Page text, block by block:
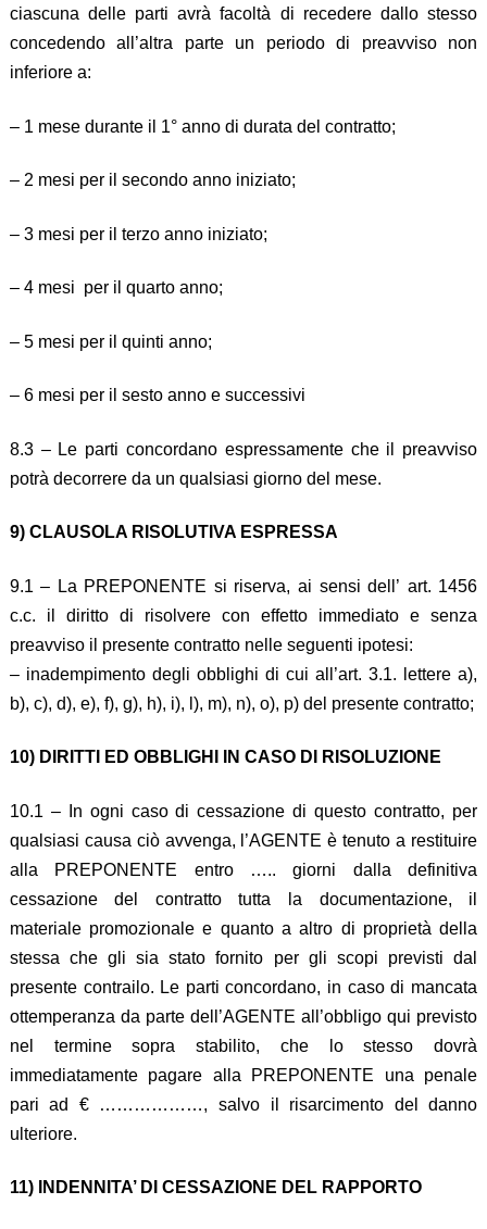
ciascuna delle parti avrà facoltà di recedere dallo stesso
concedendo all’altra parte un periodo di preavviso non
inferiore a:
– 1 mese durante il 1° anno di durata del contratto;
– 2 mesi per il secondo anno iniziato;
– 3 mesi per il terzo anno iniziato;
– 4 mesi per il quarto anno;
– 5 mesi per il quinti anno;
– 6 mesi per il sesto anno e successivi
8.3 – Le parti concordano espressamente che il preavviso
potrà decorrere da un qualsiasi giorno del mese.
9) CLAUSOLA RISOLUTIVA ESPRESSA
9.1 – La PREPONENTE si riserva, ai sensi dell’ art. 1456
c.c. il diritto di risolvere con effetto immediato e senza
preavviso il presente contratto nelle seguenti ipotesi:
– inadempimento degli obblighi di cui all’art. 3.1. lettere a),
b), c), d), e), f), g), h), i), l), m), n), o), p) del presente contratto;
10) DIRITTI ED OBBLIGHI IN CASO DI RISOLUZIONE
10.1 – In ogni caso di cessazione di questo contratto, per
qualsiasi causa ciò avvenga, l’AGENTE è tenuto a restituire
alla PREPONENTE entro ….. giorni dalla definitiva
cessazione del contratto tutta la documentazione, il
materiale promozionale e quanto a altro di proprietà della
stessa che gli sia stato fornito per gli scopi previsti dal
presente contrailo. Le parti concordano, in caso di mancata
ottemperanza da parte dell’AGENTE all’obbligo qui previsto
nel termine sopra stabilito, che lo stesso dovrà
immediatamente pagare alla PREPONENTE una penale
pari ad € ………………, salvo il risarcimento del danno
ulteriore.
11) INDENNITA’ DI CESSAZIONE DEL RAPPORTO